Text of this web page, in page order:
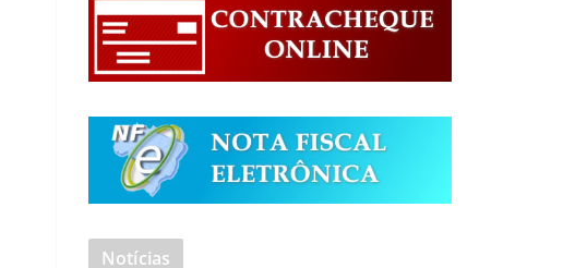
Notícias